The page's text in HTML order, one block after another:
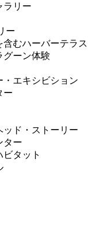
ラリー
ー
むハーバーテラス
グーン体験
・エキシビション
ー
ド・ストーリー
ター
タット